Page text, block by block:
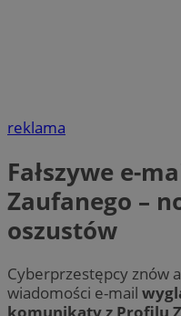
reklama
Fałszywe e-
Zaufanego –
oszustów
Cyberprzestępcy znów
wiadomości e-mail